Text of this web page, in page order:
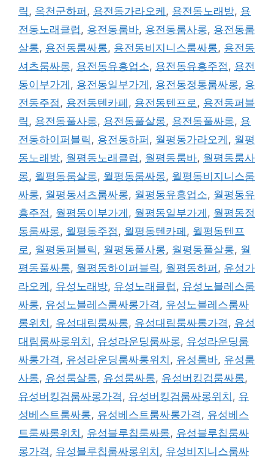
릭 , 옥천군하퍼 , 용전동가라오케 , 용전동노래방, 용
전동노래클럽 , 용전동룸바, 용전동룸사롱, 용전동룸
살롱, 용전동룸싸롱, 용전동비지니스룸싸롱, 용전동
셔츠룸싸롱, 용전동유흥업소, 용전동유흥주점 , 용전
동이부가게 , 용전동일부가게 , 용전동정통룸싸롱, 용
전동주점 , 용전동텐카페 , 용전동텐프로 , 용전동퍼블
릭 , 용전동풀사롱, 용전동풀살롱, 용전동풀싸롱, 용
전동하이퍼블릭 , 용전동하퍼 , 월평동가라오케 , 월평
동노래방, 월평동노래클럽 , 월평동룸바, 월평동룸사
롱, 월평동룸살롱, 월평동룸싸롱, 월평동비지니스룸
싸롱, 월평동셔츠룸싸롱, 월평동유흥업소, 월평동유
흥주점 , 월평동이부가게 , 월평동일부가게 , 월평동정
통룸싸롱, 월평동주점 , 월평동텐카페 , 월평동텐프
로 , 월평동퍼블릭 , 월평동풀사롱, 월평동풀살롱, 월
평동풀싸롱, 월평동하이퍼블릭 , 월평동하퍼 , 유성가
라오케 , 유성노래방, 유성노래클럽 , 유성노블레스룸
싸롱, 유성노블레스룸싸롱가격 , 유성노블레스룸싸
롱위치 , 유성대림룸싸롱, 유성대림룸싸롱가격 , 유성
대림룸싸롱위치 , 유성라운딩룸싸롱, 유성라운딩룸
싸롱가격 , 유성라운딩룸싸롱위치 , 유성룸바, 유성룸
사롱, 유성룸살롱, 유성룸싸롱, 유성버킹검룸싸롱,
유성버킹검룸싸롱가격 , 유성버킹검룸싸롱위치 , 유
성베스트룸싸롱, 유성베스트룸싸롱가격 , 유성베스
트룸싸롱위치 , 유성블루칩룸싸롱, 유성블루칩룸싸
롱가격 , 유성블루칩룸싸롱위치 , 유성비지니스룸싸